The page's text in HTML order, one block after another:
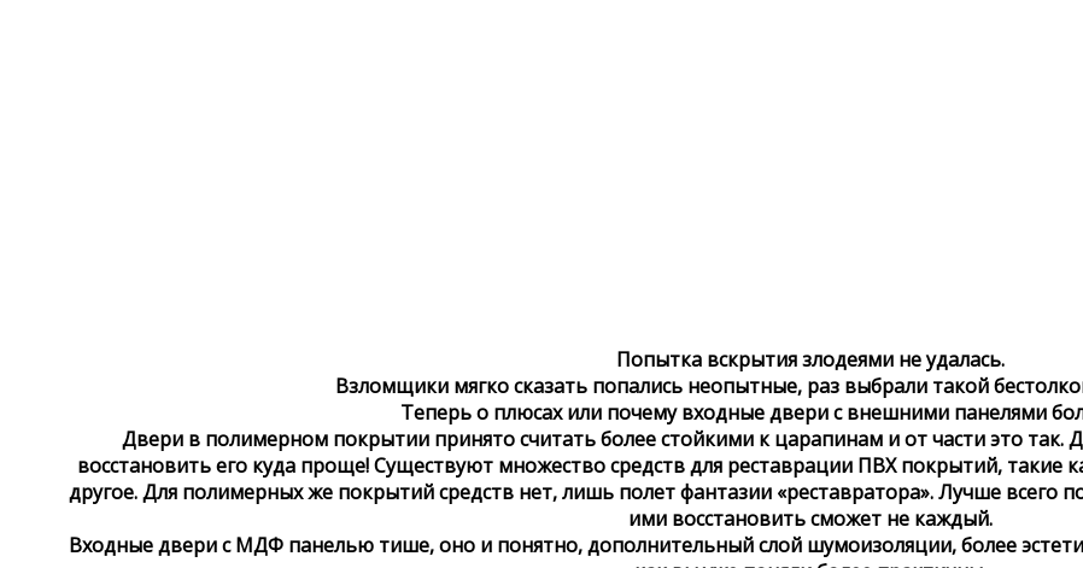
Попытка вскрытия злодеями не удалась.
Взломщики мягко сказать попались неопытные, раз выбрали такой
Теперь о плюсах или почему входные двери с внешними панелями
Двери в полимерном покрытии принято считать более стойкими к царапинам и от части это
восстановить его куда проще! Существуют множество средств для реставрации ПВХ покрытий, такие
другое. Для полимерных же покрытий средств нет, лишь полет фантазии «реставратора». Лучше всего
ими восстановить сможет не каждый.
Входные двери с МДФ панелью тише, оно и понятно, дополнительный слой шумоизоляции, более